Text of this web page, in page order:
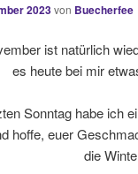
2023von Buecherfee
ist natürlich
es heute bei mir
Sonntag habe ich
hoffe, euer
die